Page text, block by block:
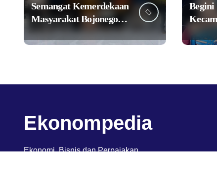
Semangat Kemerdekaan
Masyarakat Bojonegoro
Bangun Desa Mandiri
Ekonomi
Begini
Ekonompedia
Ekonomi, Bisnis dan Perpajakan